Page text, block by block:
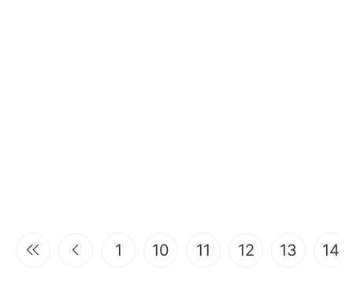
1 10 11 12 13 14